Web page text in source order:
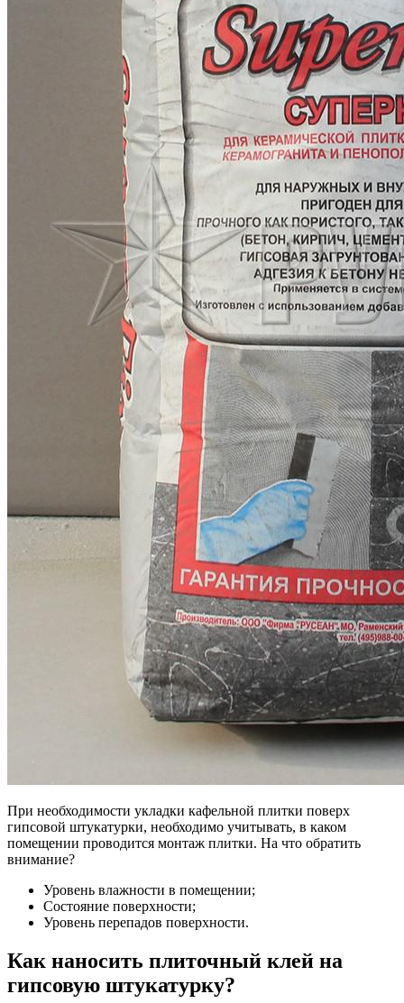
При необходимости укладки кафельной плитки поверх
гипсовой штукатурки, необходимо учитывать, в каком
помещении проводится монтаж плитки. На что обратить
внимание?
Уровень влажности в помещении;
Состояние поверхности;
Уровень перепадов поверхности.
Как наносить плиточный клей на
гипсовую штукатурку?